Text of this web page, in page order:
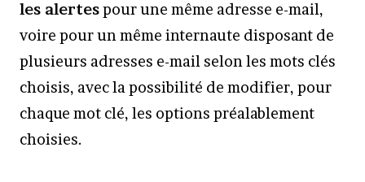
les alertespour une même adresse e-mail,
voire pour un même internaute disposant de
plusieurs adresses e-mail selon les mots clés
choisis, avec la possibilité de modifier, pour
chaque mot clé, les options préalablement
choisies.